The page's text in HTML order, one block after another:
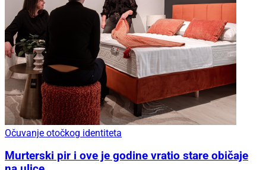
Očuvanje otočkog identiteta
Murterski pir i ove je godine vratio stare običaje